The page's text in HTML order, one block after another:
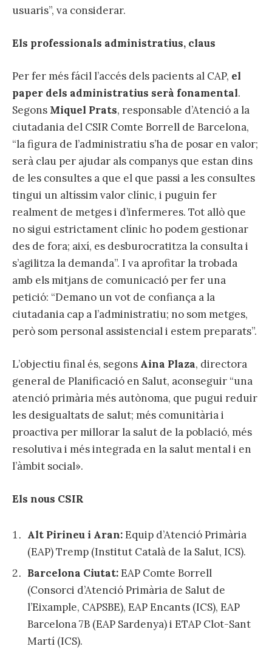
usuaris”, va considerar.
Els professionals administratius, claus
Per fer més fácil l’accés dels pacients al CAP, el
paper dels administratius serà fonamental.
Segons Miquel Prats, responsable d’Atenció a la
ciutadania del CSIR Comte Borrell de Barcelona,
“la figura de l’administratiu s’ha de posar en valor;
serà clau per ajudar als companys que estan dins
de les consultes a que el que passi a les consultes
tingui un altíssim valor clínic, i puguin fer
realment de metges i d’infermeres. Tot allò que
no sigui estrictament clínic ho podem gestionar
des de fora; així, es desburocratitza la consulta i
s’agilitza la demanda”. I va aprofitar la trobada
amb els mitjans de comunicació per fer una
petició: “Demano un vot de confiança a la
ciutadania cap a l’administratiu; no som metges,
però som personal assistencial i estem preparats”.
L’objectiu final és, segons Aina Plaza, directora
general de Planificació en Salut, aconseguir “una
atenció primària més autònoma, que pugui reduir
les desigualtats de salut; més comunitària i
proactiva per millorar la salut de la població, més
resolutiva i més integrada en la salut mental i en
l’àmbit social».
Els nous CSIR
Alt Pirineu i Aran:Equip d’Atenció Primària
(EAP) Tremp (Institut Català de la Salut, ICS).
Barcelona Ciutat:EAP Comte Borrell
(Consorci d’Atenció Primària de Salut de
l’Eixample, CAPSBE), EAP Encants (ICS), EAP
Barcelona 7B (EAP Sardenya) i ETAP Clot-Sant
Martí (ICS).